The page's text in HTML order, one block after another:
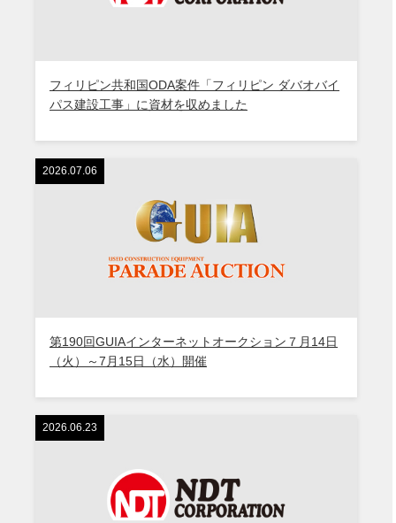
フィリピン共和国ODA案件「フィリピン ダバオバイ
パス建設工事」に資材を収めました
2026.07.06
第190回GUIAインターネットオークション７月14日
（火）～7月15日（水）開催
2026.06.23